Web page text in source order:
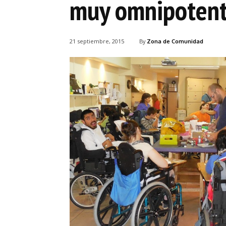
muy
21 septiembre, 2015 By Zona de Comunidad